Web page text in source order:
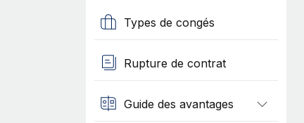
Types de congés
Rupture de contrat
Guide des avantages